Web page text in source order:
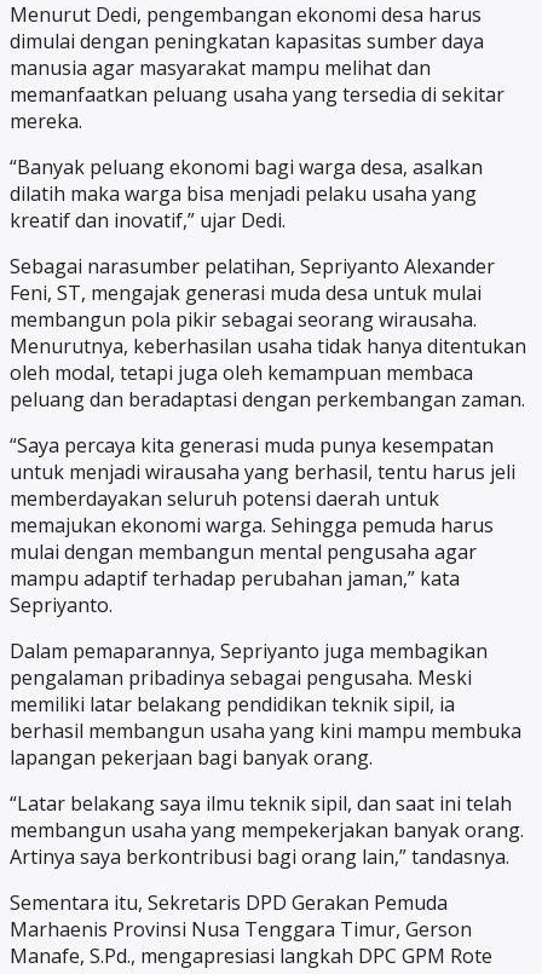
Menurut Dedi, pengembangan ekonomi desa harus
dimulai dengan peningkatan kapasitas sumber daya
manusia agar masyarakat mampu melihat dan
memanfaatkan peluang usaha yang tersedia di sekitar
mereka.
“Banyak peluang ekonomi bagi warga desa, asalkan
dilatih maka warga bisa menjadi pelaku usaha yang
kreatif dan inovatif,” ujar Dedi.
Sebagai narasumber pelatihan, Sepriyanto Alexander
Feni, ST, mengajak generasi muda desa untuk mulai
membangun pola pikir sebagai seorang wirausaha.
Menurutnya, keberhasilan usaha tidak hanya ditentukan
oleh modal, tetapi juga oleh kemampuan membaca
peluang dan beradaptasi dengan perkembangan zaman.
“Saya percaya kita generasi muda punya kesempatan
untuk menjadi wirausaha yang berhasil, tentu harus jeli
memberdayakan seluruh potensi daerah untuk
memajukan ekonomi warga. Sehingga pemuda harus
mulai dengan membangun mental pengusaha agar
mampu adaptif terhadap perubahan jaman,” kata
Sepriyanto.
Dalam pemaparannya, Sepriyanto juga membagikan
pengalaman pribadinya sebagai pengusaha. Meski
memiliki latar belakang pendidikan teknik sipil, ia
berhasil membangun usaha yang kini mampu membuka
lapangan pekerjaan bagi banyak orang.
“Latar belakang saya ilmu teknik sipil, dan saat ini telah
membangun usaha yang mempekerjakan banyak orang.
Artinya saya berkontribusi bagi orang lain,” tandasnya.
Sementara itu, Sekretaris DPD Gerakan Pemuda
Marhaenis Provinsi Nusa Tenggara Timur, Gerson
Manafe, S.Pd., mengapresiasi langkah DPC GPM Rote